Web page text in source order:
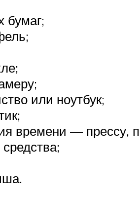
бумаг;
или ноутбук;
времени — прессу,